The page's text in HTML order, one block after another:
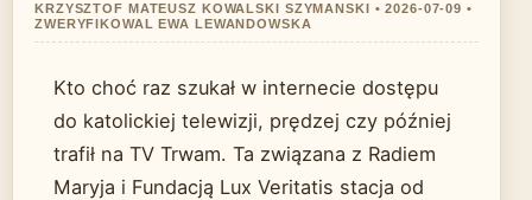
KRZYSZTOF MATEUSZ KOWALSKI SZYMANSKI • 2026-07-09 •
ZWERYFIKOWAL EWA LEWANDOWSKA
Kto choć raz szukał w internecie dostępu
do katolickiej telewizji, prędzej czy później
trafił na TV Trwam. Ta związana z Radiem
Maryja i Fundacją Lux Veritatis stacja od